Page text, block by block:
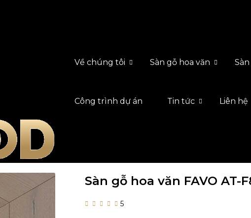
Về chúng tôi Sàn gỗ hoa văn
Công trình dự án Tin tức Liên hệ
Sàn gỗ hoa văn FAVO AT-
5